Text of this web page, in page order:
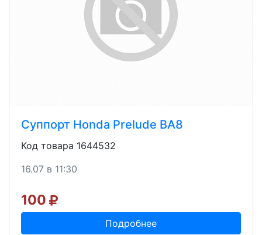
Суппорт Honda Prelude BA8
Код товара 1644532
16.07 в 11:30
100
Подробнее